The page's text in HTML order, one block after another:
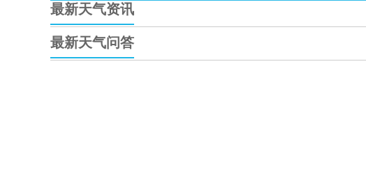
最新天气资讯
最新天气问答